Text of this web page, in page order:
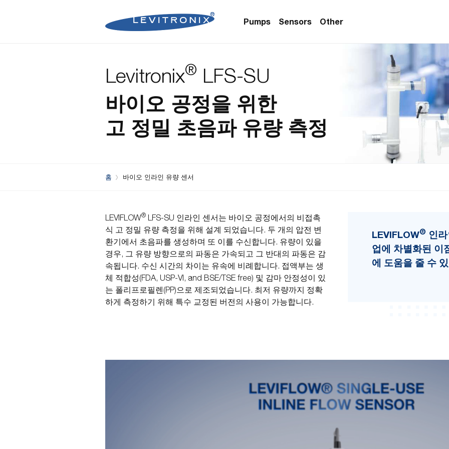
Pumps
Microelectronics Pumps (BPS Series)
Microelectronics Pumps (Solvent Applications)
Bioprocessing Pumps (Single-Use)
Sensors
Microelectronics Inline Flow Sensors
Microelectronics Clamp-On Flow Sensors
Bioprocessing Inline Flow Sensors
Generation)
Other
Microelectronics Flow Controllers
Bioprocessing Flow Controllers (Single-Use)
Microelectronics Fans
제품 다운로드
Levitronix® LFS-SU
바이오 공정을 위한
고 정밀 초음파 유량 측정
홈 바이오 인라인 유량 센서
LEVIFLOW®LFS-SU 인라인 센서는 바이오 공정에서의 비접촉
식 고 정밀 유량 측정을 위해 설계 되었습니다. 두 개의 압전 변
환기에서 초음파를 생성하며 또 이를 수신합니다. 유량이 있을
경우, 그 유량 방향으로의 파동은 가속되고 그 반대의 파동은 감
속됩니다. 수신 시간의 차이는 유속에 비례합니다. 접액부는 생
체 적합성(FDA, USP-VI, and BSE/TSE free) 및 감마 안정성이 있
는 폴리프로필렌(PP)으로 제조되었습니다. 최저 유량까지 정확
하게 측정하기 위해 특수 교정된 버전의 사용이 가능합니다.
LEVIFLOW® 인
업에 차별화된 이
에 도움을 줄 수